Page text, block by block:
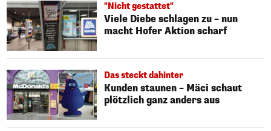
"Nicht gestattet"
Viele Diebe schlagen zu – nun
macht Hofer Aktion scharf
Das steckt dahinter
Kunden staunen – Mäci schaut
plötzlich ganz anders aus